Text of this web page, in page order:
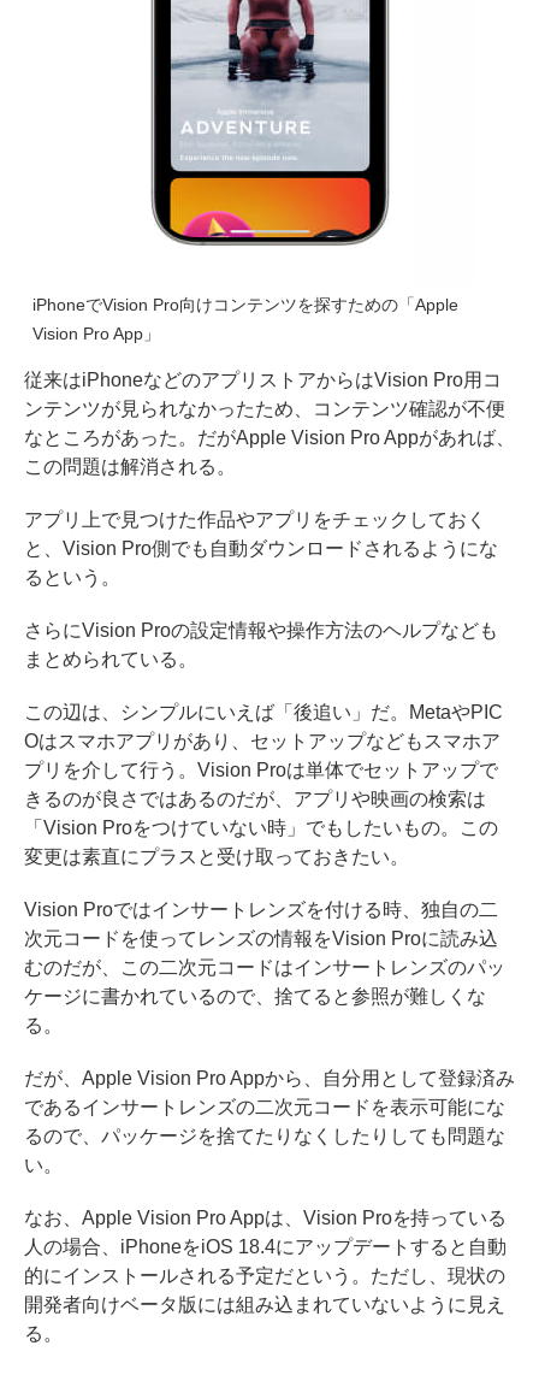
iPhoneでVision Pro向けコンテンツを探すための「Apple
Vision Pro App」
従来はiPhoneなどのアプリストアからはVision Pro用コ
ンテンツが見られなかったため、コンテンツ確認が不便
なところがあった。だがApple Vision Pro Appがあれば、
この問題は解消される。
アプリ上で見つけた作品やアプリをチェックしておく
と、Vision Pro側でも自動ダウンロードされるようにな
るという。
さらにVision Proの設定情報や操作方法のヘルプなども
まとめられている。
この辺は、シンプルにいえば「後追い」だ。MetaやPIC
Oはスマホアプリがあり、セットアップなどもスマホア
プリを介して行う。Vision Proは単体でセットアップで
きるのが良さではあるのだが、アプリや映画の検索は
「Vision Proをつけていない時」でもしたいもの。この
変更は素直にプラスと受け取っておきたい。
Vision Proではインサートレンズを付ける時、独自の二
次元コードを使ってレンズの情報をVision Proに読み込
むのだが、この二次元コードはインサートレンズのパッ
ケージに書かれているので、捨てると参照が難しくな
る。
だが、Apple Vision Pro Appから、自分用として登録済み
であるインサートレンズの二次元コードを表示可能にな
るので、パッケージを捨てたりなくしたりしても問題な
い。
なお、Apple Vision Pro Appは、Vision Proを持っている
人の場合、iPhoneをiOS 18.4にアップデートすると自動
的にインストールされる予定だという。ただし、現状の
開発者向けベータ版には組み込まれていないように見え
る。